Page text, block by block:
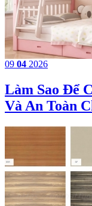
09 04 2026
Làm Sao Để
Và An Toàn